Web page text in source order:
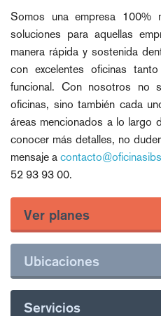
Somos una empresa 100%
soluciones para aquellas
manera rápida y sostenida
con excelentes oficinas
funcional. Con nosotros no
oficinas, sino también cada
áreas mencionados a lo largo
conocer más detalles, no
mensaje a
52 93 93 00.
Ver planes
Ubicaciones
Servicios